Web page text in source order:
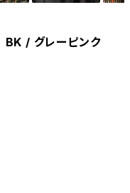
/ グレーピンク